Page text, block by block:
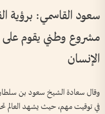
سعود القاسمي: برؤية
مشروع وطني يقوم على
الإنسان
وقال سعادة الشيخ سعود بن سلطان
في توقيت مهم، حيث يشهد العالم